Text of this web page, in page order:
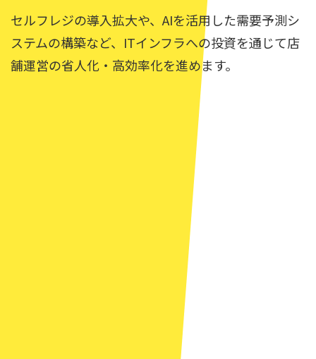
セルフレジの導入拡大や、AIを活用した需要予測シ
ステムの構築など、ITインフラへの投資を通じて店
舗運営の省人化・高効率化を進めます。